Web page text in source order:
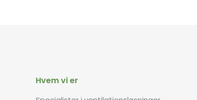
Hvem vi er